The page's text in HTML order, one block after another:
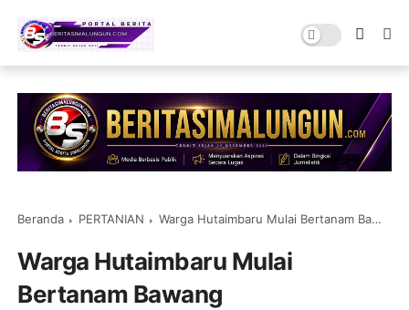
Beranda PERTANIAN Warga Hutaimbaru Mulai Bertanam Bawang
Warga Hutaimbaru Mulai
Bertanam Bawang